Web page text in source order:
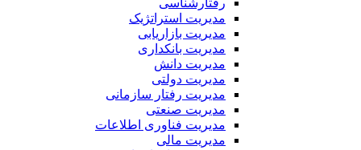
مدیریت استراتژیک
مدیریت بازاریابی
مدیریت بانکداری
مدیریت دانش
مدیریت دولتی
مدیریت رفتار سازمانی
مدیریت صنعتی
مدیریت فناوری اطلاعات
مدیریت مالی